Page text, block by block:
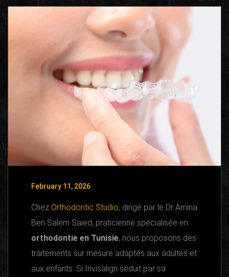
February 11, 2026
Chez Orthodontic Studio, dirigé par le Dr Amina
Ben Salem Saied, praticienne spécialisée en
orthodontie en Tunisie, nous proposons des
traitements sur mesure adaptés aux adultes et
aux enfants. Si Invisalign séduit par sa